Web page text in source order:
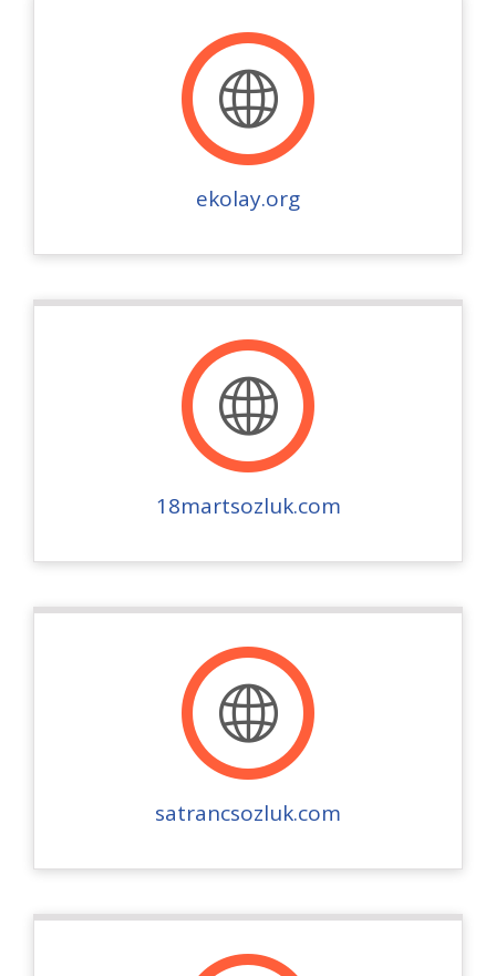
ekolay.org
18martsozluk.com
satrancsozluk.com